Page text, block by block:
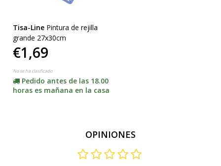
Tisa-Line Pintura de rejilla
grande 27x30cm
€1,69
No se ha clasificado
Pedido antes de las 18.00
horas es mañana en la casa
OPINIONES